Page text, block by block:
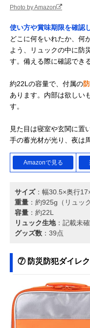
Photo by Amazon
使い方や賞味期限を確認
どこに何をいれたか、何
よう、リュックの中に防
す。備える際に確認でき
約22Lの容量で、付属の
あります。内部は欲しい
す。
見た目は寝室や玄関に置
手の蓄光材が光り、夜は
Amazonで見る
サイズ：幅30.5×奥行
重量 ：約925g（リュッ
容量 ：約22L
リュック生地：記載未
グッズ数 ：39点
⑦ ‎防災防犯ダイレ